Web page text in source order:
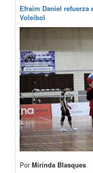
Efraim Daniel refuerza
Voleibol
PorMirinda